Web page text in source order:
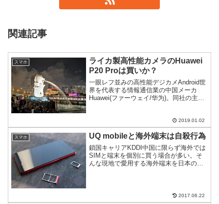
関連記事
スマホ
ライカ製高性能カメラのHuawei
P20 Proは買いか？
一眼レフ並みの高性能デジカメAndroid世
界を代表する情報通信業の中国メーカ
Huawei(ファーウェイ/华为)。同社の主た
出している。2018年3月リリースした
Hu...
2019.01.02
スマホ UQ mobileと海外端末は自殺行為
鎖国キャリアKDDI中国に限らず海外では
SIMと端末を個別に買う場合が多い。そ
んな現地で愛用する海外端末を日本のど
2017.06.22